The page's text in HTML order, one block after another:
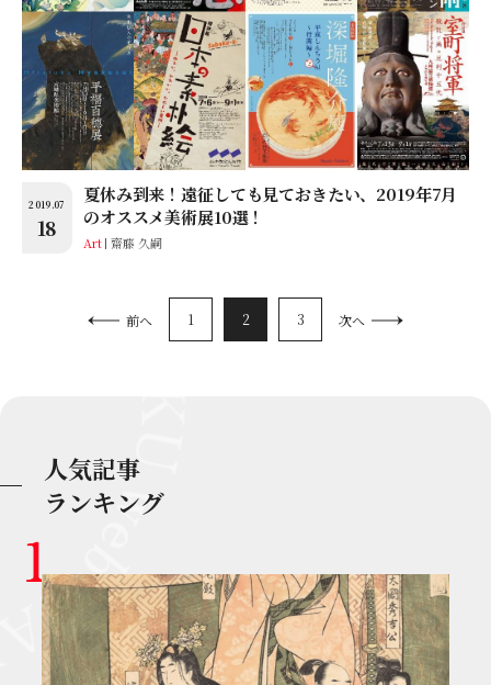
2019.07
18
夏休み到来！遠征しても見ておきたい、2019年7月
のオススメ美術展10選！
Art 齋藤 久嗣
前へ 1 2 3 次へ
人気記事
ランキング